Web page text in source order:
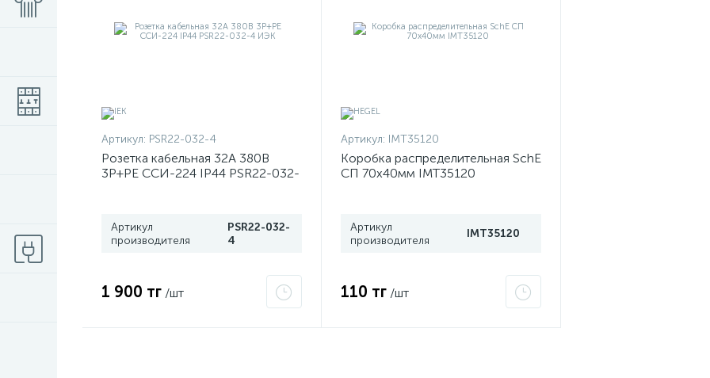
Артикул: PSR22-032-4
Розетка кабельная 32А 380В
3P+PЕ ССИ-224 IP44 PSR22-032-
Артикул
производителя
PSR22-032-
4
1 900 тг /шт
Артикул: IMT35120
Коробка распределительная SchE
СП 70х40мм IMT35120
Артикул
производителя
IMT35120
110 тг /шт